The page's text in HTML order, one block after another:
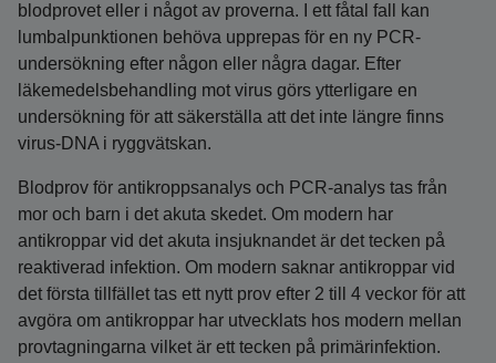
blodprovet eller i något av proverna. I ett fåtal fall kan
lumbalpunktionen behöva upprepas för en ny PCR-
undersökning efter någon eller några dagar. Efter
läkemedelsbehandling mot virus görs ytterligare en
undersökning för att säkerställa att det inte längre finns
virus-DNA i ryggvätskan.
Blodprov för antikroppsanalys och PCR-analys tas från
mor och barn i det akuta skedet. Om modern har
antikroppar vid det akuta insjuknandet är det tecken på
reaktiverad infektion. Om modern saknar antikroppar vid
det första tillfället tas ett nytt prov efter 2 till 4 veckor för att
avgöra om antikroppar har utvecklats hos modern mellan
provtagningarna vilket är ett tecken på primärinfektion.